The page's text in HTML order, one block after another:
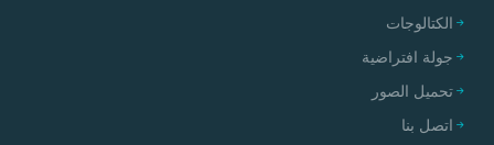
الكتالوجات
جولة افتراضية
تحميل الصور
اتصل بنا